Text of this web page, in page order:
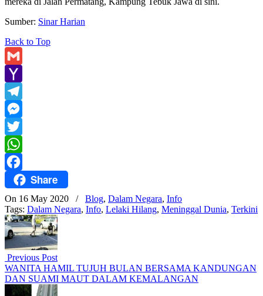
Sumber: Sinar Harian
Back to Top
Gmail
Yahoo
Mail
Telegram
Messenger
Twitter
WhatsApp
FacebookShare
On 16 May 2020 / Blog, Dalam Negara, Info
Tags: Dalam Negara, Info, Lelaki Hilang, Meninggal Dunia, Terkini
Previous Post
WANITA HAMIL TUJUH BULAN BERSAMA KANDUNGAN
DAN SUAMI MAUT DALAM KEMALANGAN